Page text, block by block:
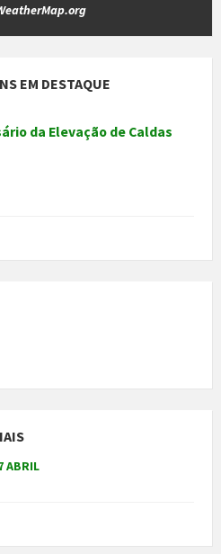
EM DESTAQUE
da Elevação de Caldas
ABRIL